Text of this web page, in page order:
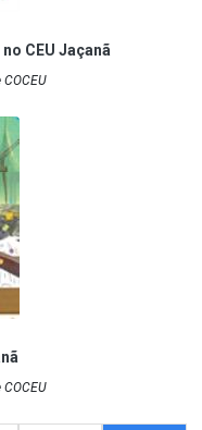
CEU Jaçanã